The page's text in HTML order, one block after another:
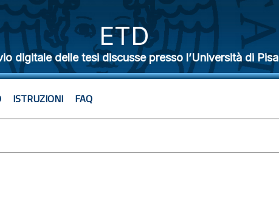
ETD
digitale delle tesi discusse presso l’Università di Pisa
ISTRUZIONI FAQ